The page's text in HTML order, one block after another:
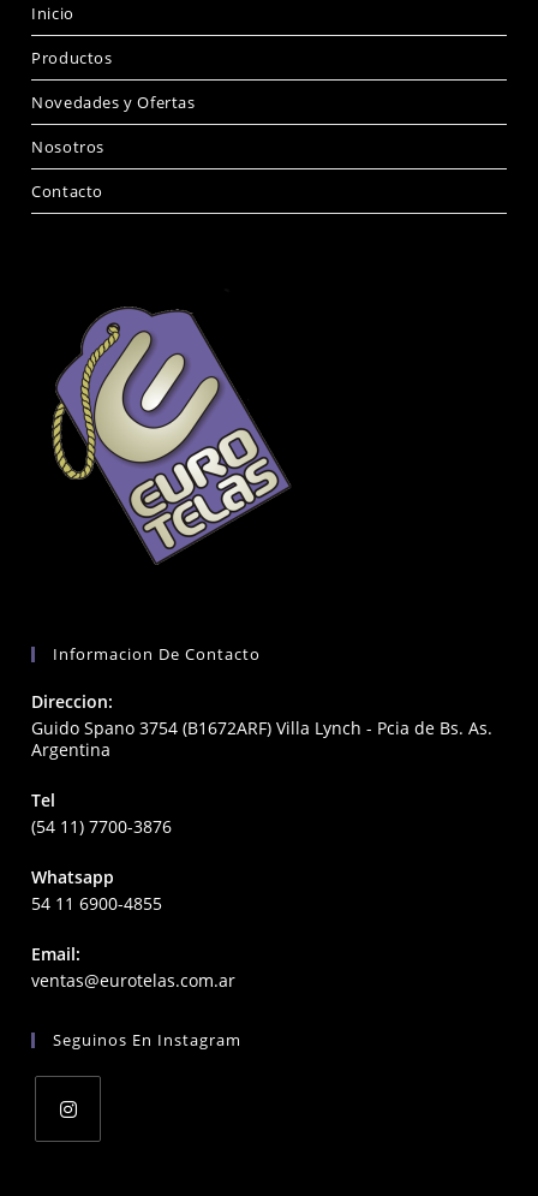
Inicio
Productos
Novedades y Ofertas
Nosotros
Contacto
Informacion De Contacto
Direccion:
Guido Spano 3754 (B1672ARF) Villa Lynch - Pcia de Bs. As.
Argentina
Tel
(54 11) 7700-3876
Whatsapp
54 11 6900-4855
Email:
ventas@eurotelas.com.arOpens
application
Seguinos En Instagram